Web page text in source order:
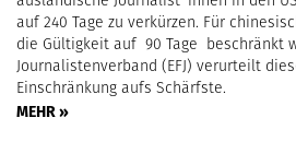
auf 240 Tage zu verkürzen. Für
die Gültigkeit auf 90 Tage beschränkt
Journalistenverband (EFJ) verurteilt
Einschränkung aufs Schärfste.
MEHR »